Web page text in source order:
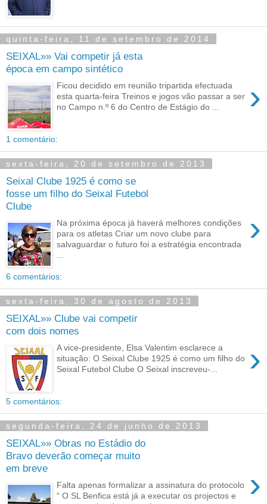
quinta-feira, 11 de setembro de 2014
SEIXAL»» Vai competir já esta
época em campo sintético
›
Ficou decidido em reunião tripartida efectuada
esta quarta-feira Treinos e jogos vão passar a ser
no Campo n.º 6 do Centro de Estágio do ...
1 comentário:
sexta-feira, 20 de setembro de 2013
Seixal Clube 1925 é como se
fosse um filho do Seixal Futebol
Clube
›
Na próxima época já haverá melhores condições
para os atletas Criar um novo clube para
salvaguardar o futuro foi a estratégia encontrada
...
6 comentários:
sexta-feira, 30 de agosto de 2013
SEIXAL»» Clube vai competir
com dois nomes
›
A vice-presidente, Elsa Valentim esclarece a
situação: O Seixal Clube 1925 é como um filho do
Seixal Futebol Clube O Seixal inscreveu-...
5 comentários:
segunda-feira, 24 de junho de 2013
SEIXAL»» Obras no Estádio do
Bravo deverão começar muito
em breve
›
Falta apenas formalizar a assinatura do protocolo
“ O SL Benfica está já a executar os projectos e